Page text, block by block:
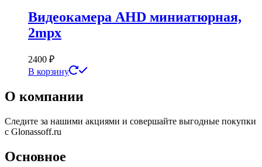
Видеокамера AHD миниатюрная,
2mpx
2400 ₽
В корзину
О компании
Следите за нашими акциями и совершайте выгодные покупки
с Glonassoff.ru
Основное